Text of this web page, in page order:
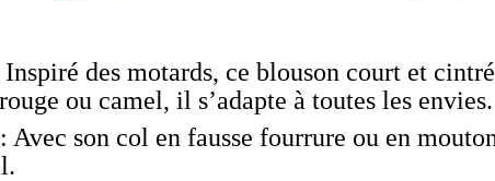
Inspiré des motards, ce blouson court et
ou camel, il s’adapte à toutes les envies.
: Avec son col en fausse fourrure ou en